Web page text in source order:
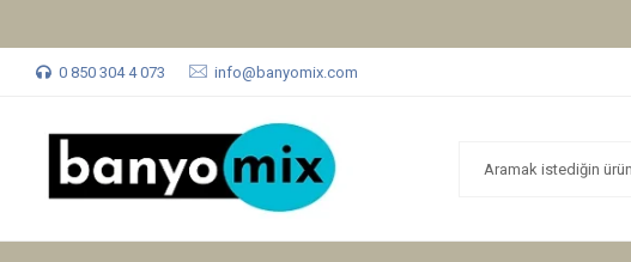
0 850 304 4 073 info@banyomix.com